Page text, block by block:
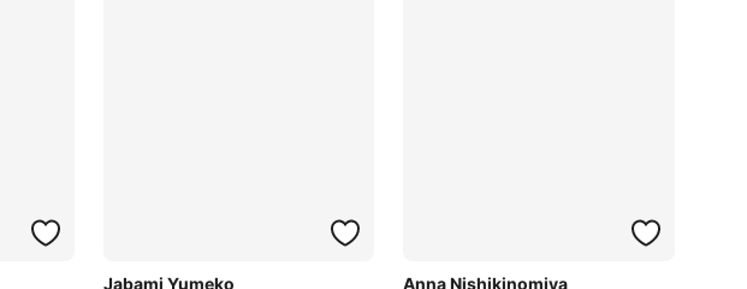
Jabami Yumeko Anna Nishikinomiya